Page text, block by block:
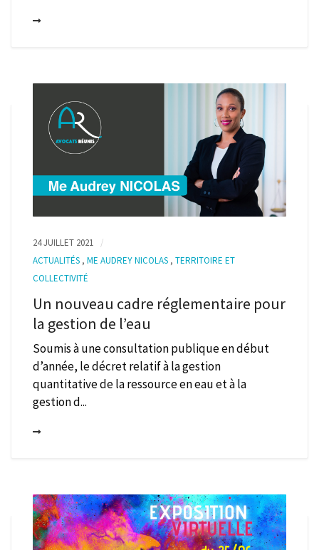
24 JUILLET 2021
ACTUALITÉS , ME AUDREY NICOLAS , TERRITOIRE ET
COLLECTIVITÉ
Un nouveau cadre réglementaire pour
la gestion de l’eau
Soumis à une consultation publique en début
d’année, le décret relatif à la gestion
quantitative de la ressource en eau et à la
gestion d...